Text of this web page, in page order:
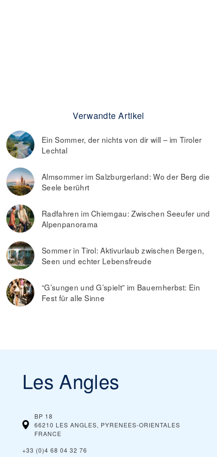
Verwandte Artikel
Ein Sommer, der nichts von dir will – im Tiroler
Lechtal
Almsommer im Salzburgerland: Wo der Berg die
Seele berührt
Radfahren im Chiemgau: Zwischen Seeufer und
Alpenpanorama
Sommer in Tirol: Aktivurlaub zwischen Bergen,
Seen und echter Lebensfreude
“G’sungen und G’spielt” im Bauernherbst: Ein
Fest für alle Sinne
Les Angles
BP 18
66210 LES ANGLES, PYRENEES-ORIENTALES
FRANCE
+33 (0)4 68 04 32 76